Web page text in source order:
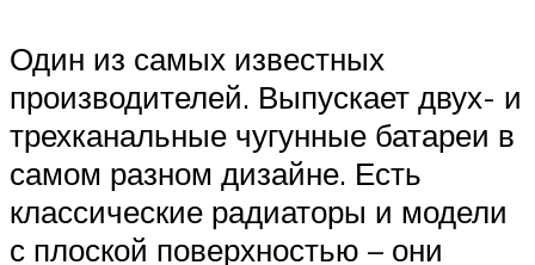
Один из самых известных
производителей. Выпускает двух- и
трехканальные чугунные батареи в
самом разном дизайне. Есть
классические радиаторы и модели
с плоской поверхностью – они